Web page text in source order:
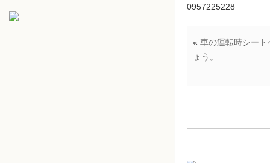
0957225228
« 車の運転時シー
ょう。